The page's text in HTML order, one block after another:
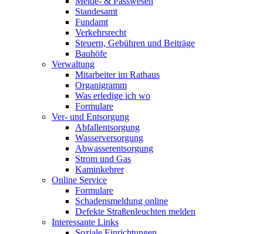
Standesamt
Fundamt
Verkehrsrecht
Steuern, Gebühren und Beiträge
Bauhöfe
Verwaltung
Mitarbeiter im Rathaus
Organigramm
Was erledige ich wo
Formulare
Ver- und Entsorgung
Abfallentsorgung
Wasserversorgung
Abwasserentsorgung
Strom und Gas
Kaminkehrer
Online Service
Formulare
Schadensmeldung online
Defekte Straßenleuchten melden
Interessante Links